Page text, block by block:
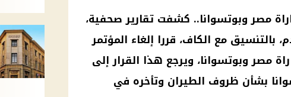
مصر وبوتسوانا.. كشفت تقارير صحفية،
بالتنسيق مع الكاف، قررا إلغاء المؤتمر
مصروبوتسوانا، ويرجع هذا القرارإلى
بشأن ظروف الطيران وتأخره في